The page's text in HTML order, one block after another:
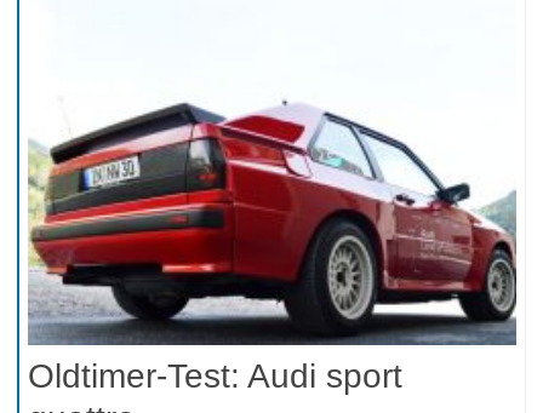
Oldtimer-Test: Audi sport